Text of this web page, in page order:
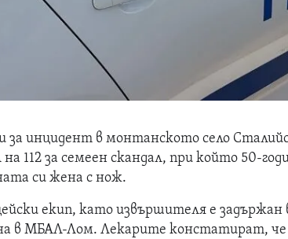
инцидент в монтанското село
на 112 за семеен скандал, при който 50-
си жена с нож.
екип, като извършителя е задържан
в МБАЛ-Лом. Лекарите констатират,